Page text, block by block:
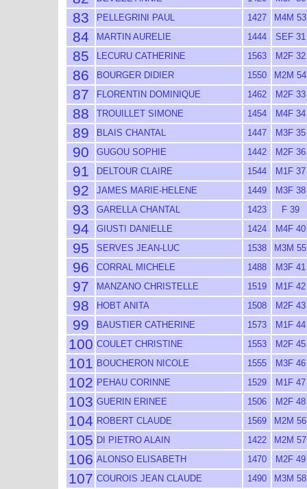
83 PELLEGRINI PAUL 1427 M4M 53
84 MARTIN AURELIE 1444 SEF 31
85 LECURU CATHERINE 1563 M2F 32
86 BOURGER DIDIER 1550 M2M 54
87 FLORENTIN DOMINIQUE 1462 M2F 33
88 TROUILLET SIMONE 1454 M4F 34
89 BLAIS CHANTAL 1447 M3F 35
90 GUGOU SOPHIE 1442 M2F 36
91 DELTOUR CLAIRE 1544 M1F 37
92 JAMES MARIE-HELENE 1449 M3F 38
93 GARELLA CHANTAL 1423 F 39
94 GIUSTI DANIELLE 1424 M4F 40
95 SERVES JEAN-LUC 1538 M3M 55
96 CORRAL MICHELE 1488 M3F 41
97 MANZANO CHRISTELLE 1519 M1F 42
98 HOBT ANITA 1508 M2F 43
99 BAUSTIER CATHERINE 1573 M1F 44
100 COULET CHRISTINE 1553 M2F 45
101 BOUCHERON NICOLE 1555 M3F 46
102 PEHAU CORINNE 1529 M1F 47
103 GUERIN ERINEE 1506 M2F 48
104 ROBERT CLAUDE 1569 M2M 56
105 DI PIETRO ALAIN 1422 M2M 57
106 ALONSO ELISABETH 1470 M2F 49
107 COUROIS JEAN CLAUDE 1490 M3M 58